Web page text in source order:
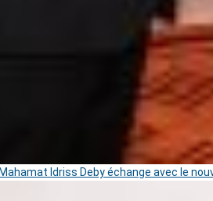
Idriss Deby échange avec le